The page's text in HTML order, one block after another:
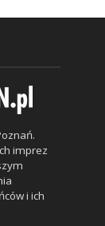
imprez
i ich